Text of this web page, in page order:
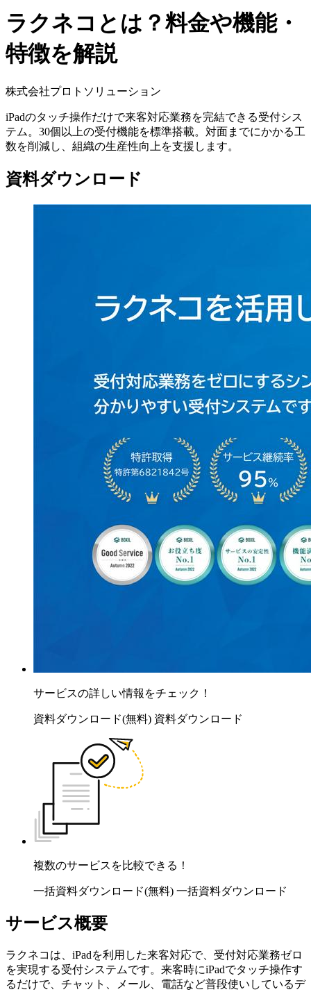
ラクネコとは？料金や機能・
特徴を解説
株式会社プロトソリューション
iPadのタッチ操作だけで来客対応業務を完結できる受付シス
テム。30個以上の受付機能を標準搭載。対面までにかかる工
数を削減し、組織の生産性向上を支援します。
資料ダウンロード
サービスの詳しい情報をチェック！
資料ダウンロード(無料) 資料ダウンロード
複数のサービスを比較できる！
一括資料ダウンロード(無料) 一括資料ダウンロード
サービス概要
ラクネコは、iPadを利用した来客対応で、受付対応業務ゼロ
を実現する受付システムです。来客時にiPadでタッチ操作す
るだけで、チャット、メール、電話など普段使いしているデ